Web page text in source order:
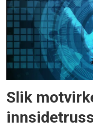
Slik